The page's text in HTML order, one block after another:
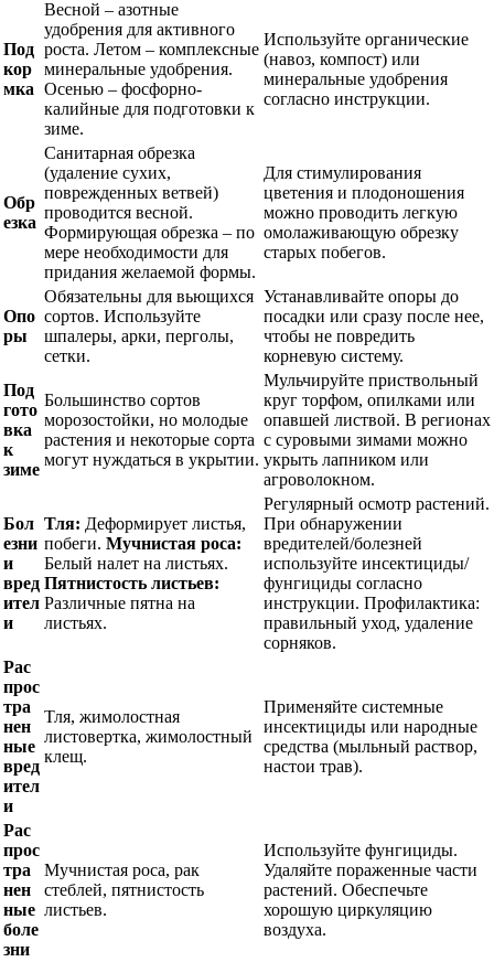
Под
кор
мка
Весной – азотные
удобрения для активного
роста. Летом – комплексные
минеральные удобрения.
Осенью – фосфорно-
калийные для подготовки к
зиме.
Используйте органические
(навоз, компост) или
минеральные удобрения
согласно инструкции.
Обр
езка
Санитарная обрезка
(удаление сухих,
поврежденных ветвей)
проводится весной.
Формирующая обрезка – по
мере необходимости для
придания желаемой формы.
Для стимулирования
цветения и плодоношения
можно проводить легкую
омолаживающую обрезку
старых побегов.
Опо
ры
Обязательны для вьющихся
сортов. Используйте
шпалеры, арки, перголы,
сетки.
Устанавливайте опоры до
посадки или сразу после нее,
чтобы не повредить
корневую систему.
Под
гото
вка
к
зиме
Большинство сортов
морозостойки, но молодые
растения и некоторые сорта
могут нуждаться в укрытии.
Мульчируйте приствольный
круг торфом, опилками или
опавшей листвой. В регионах
с суровыми зимами можно
укрыть лапником или
агроволокном.
Бол
езни
и
вред
ител
и
Тля: Деформирует листья,
побеги. Мучнистая роса:
Белый налет на листьях.
Пятнистость листьев:
Различные пятна на
листьях.
Регулярный осмотр растений.
При обнаружении
вредителей/болезней
используйте инсектициды/
фунгициды согласно
инструкции. Профилактика:
правильный уход, удаление
сорняков.
Рас
прос
тра
нен
ные
вред
ител
и
Тля, жимолостная
листовертка, жимолостный
клещ.
Применяйте системные
инсектициды или народные
средства (мыльный раствор,
настои трав).
Рас
прос
тра
нен
ные
боле
зни
Мучнистая роса, рак
стеблей, пятнистость
листьев.
Используйте фунгициды.
Удаляйте пораженные части
растений. Обеспечьте
хорошую циркуляцию
воздуха.